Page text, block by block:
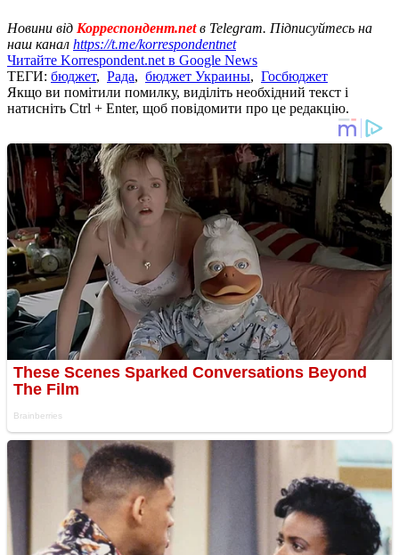
Новини від Корреспондент.netв Telegram. Підписуйтесь на
наш канал https://t.me/korrespondentnet
Читайте Korrespondent.net в Google News
ТЕГИ: бюджет, Рада, бюджет Украины, Госбюджет
Якщо ви помітили помилку, виділіть необхідний текст і
натисніть Ctrl + Enter, щоб повідомити про це редакцію.